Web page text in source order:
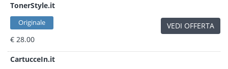
TonerStyle.it
Originale
€ 28.00
VEDI OFFERTA
CartucceIn.it